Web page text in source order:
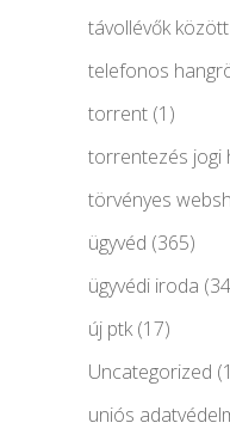
távollévők
telefonos
torrent (1)
torrentezés jogi
törvényes
ügyvéd (365)
ügyvédi iroda
új ptk(17)
Uncategorized
uniós